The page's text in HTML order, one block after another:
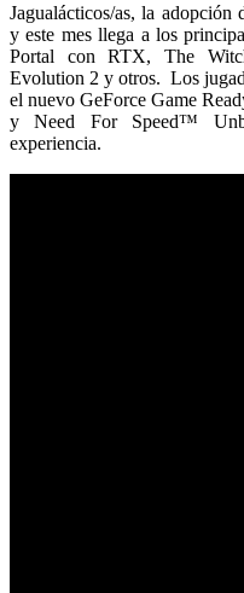
Jagualácticos/as, la adopción
y este mes llega a los
Portal con RTX, The
Evolution 2 y otros. Los
el nuevo GeForce Game
y Need For Speed™
experiencia.